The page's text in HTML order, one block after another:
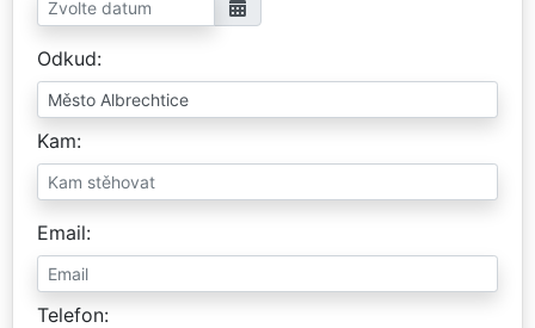
Odkud
Kam
Email
Telefon